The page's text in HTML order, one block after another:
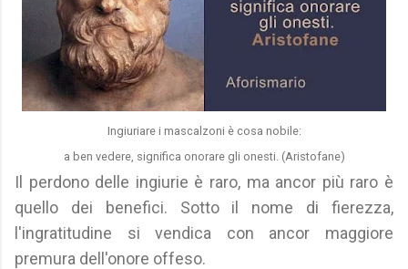
Ingiuriare i mascalzoni è cosa nobile:
a ben vedere, significa onorare gli onesti. (Aristofane)
Il perdono delle ingiurie è raro, ma ancor più raro è
quello dei benefici. Sotto il nome di fierezza,
l'ingratitudine si vendica con ancor maggiore
premura dell'onore offeso.